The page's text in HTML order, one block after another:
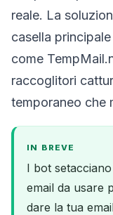
reale. La
casella
come
raccoglitori
temporaneo che
IN BREVE
I bot
email da usare
dare la tua